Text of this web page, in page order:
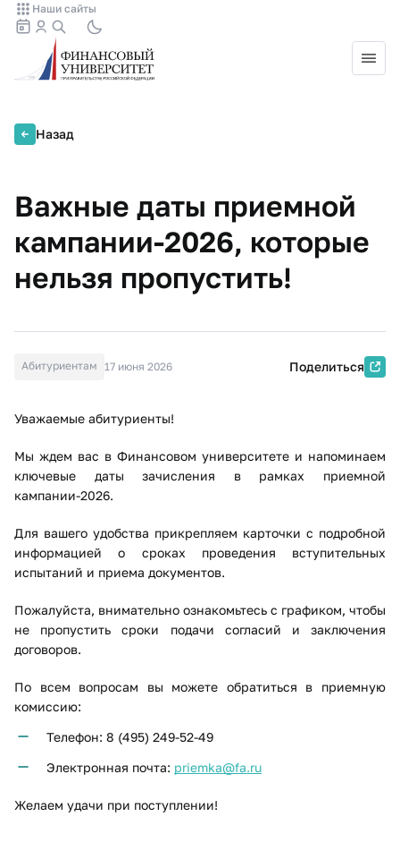
Наши сайты
Назад
Важные даты приемной
кампании-2026, которые
нельзя пропустить!
Абитуриентам 17 июня 2026 Поделиться
Уважаемые абитуриенты!
Мы ждем вас в Финансовом университете и напоминаем
ключевые даты зачисления в рамках приемной
кампании-2026.
Для вашего удобства прикрепляем карточки с подробной
информацией о сроках проведения вступительных
испытаний и приема документов.
Пожалуйста, внимательно ознакомьтесь с графиком, чтобы
не пропустить сроки подачи согласий и заключения
договоров.
По всем вопросам вы можете обратиться в приемную
комиссию:
Телефон: 8 (495) 249-52-49
Электронная почта: priemka@fa.ru
Желаем удачи при поступлении!